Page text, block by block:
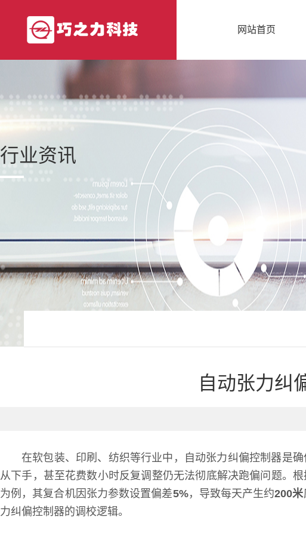
网站首页
行业资讯
自动张力纠
在软包装、印刷、纺织等行业中，自动张力纠偏控制器是
从下手，甚至花费数小时反复调整仍无法彻底解决跑偏问题。
为例，其复合机因张力参数设置偏差5%，导致每天产生约200米
力纠偏控制器的调校逻辑。